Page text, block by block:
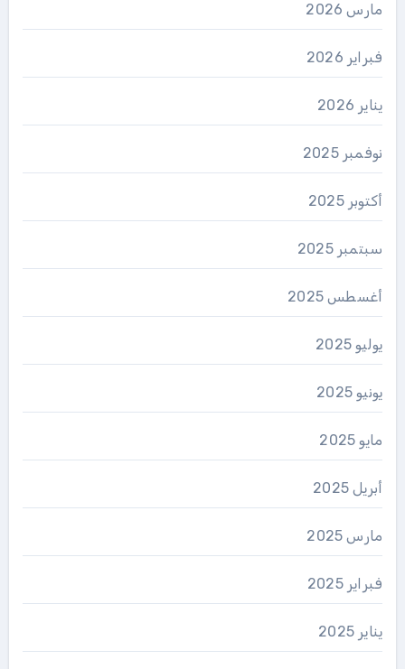
مارس 2026
فبراير 2026
يناير 2026
نوفمبر 2025
أكتوبر 2025
سبتمبر 2025
أغسطس 2025
يوليو 2025
يونيو 2025
مايو 2025
أبريل 2025
مارس 2025
فبراير 2025
يناير 2025